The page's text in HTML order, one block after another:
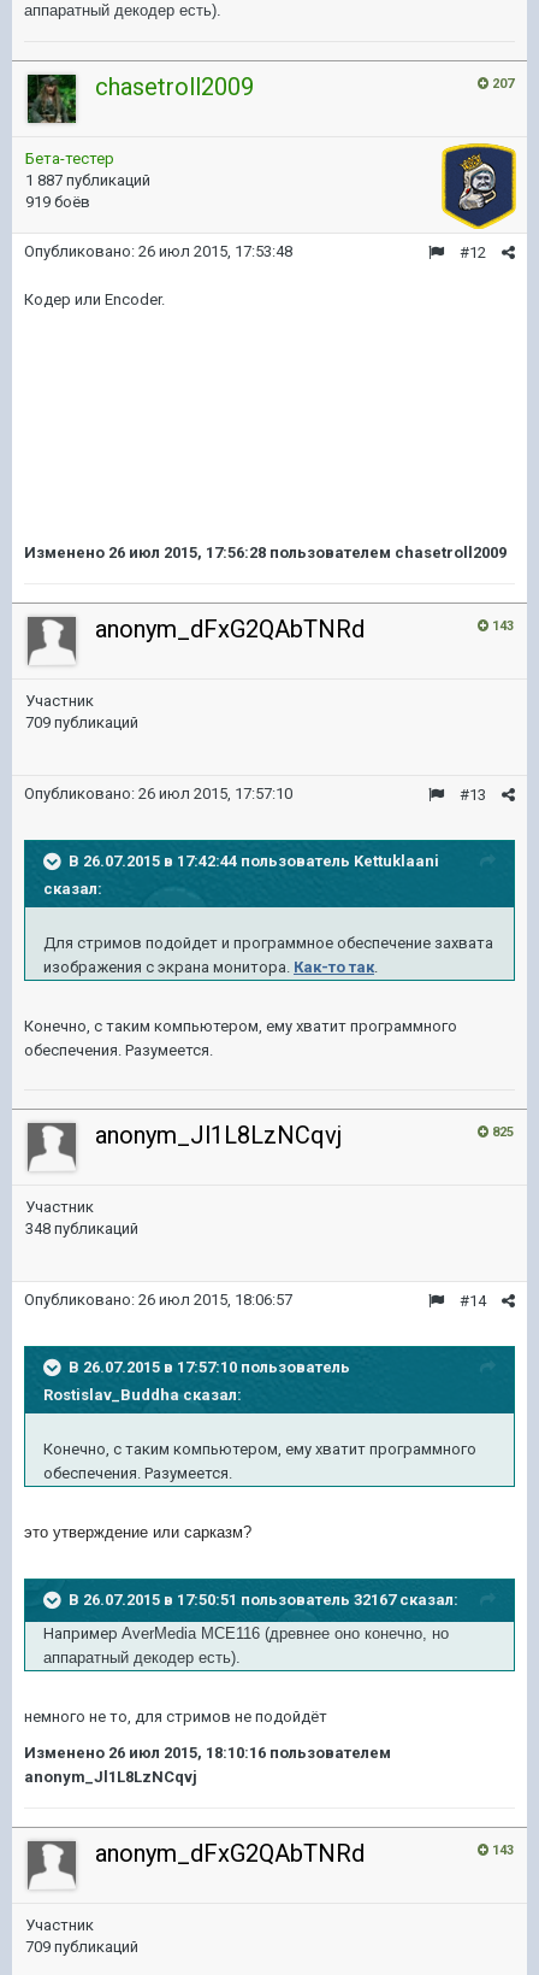
аппаратный декодер есть).
207
chasetroll2009
Бета-тестер
1 887 публикаций
919 боёв
#12
Опубликовано: 26 июл 2015, 17:53:48
Кодер или Encoder.
Изменено 26 июл 2015, 17:56:28 пользователем chasetroll2009
143
anonym_dFxG2QAbTNRd
Участник
709 публикаций
#13
Опубликовано: 26 июл 2015, 17:57:10
В 26.07.2015 в 17:42:44 пользователь Kettuklaani
сказал:
Для стримов подойдет и программное обеспечение захвата
изображения с экрана монитора. Как-то так.
Конечно, с таким компьютером, ему хватит программного
обеспечения. Разумеется.
825
anonym_Jl1L8LzNCqvj
Участник
348 публикаций
#14
Опубликовано: 26 июл 2015, 18:06:57
В 26.07.2015 в 17:57:10 пользователь
Rostislav_Buddha сказал:
Конечно, с таким компьютером, ему хватит программного
обеспечения. Разумеется.
это утверждение или сарказм?
В 26.07.2015 в 17:50:51 пользователь 32167 сказал:
Например AverMedia MCE116 (древнее оно конечно, но
аппаратный декодер есть).
немного не то, для стримов не подойдёт
Изменено 26 июл 2015, 18:10:16 пользователем
anonym_Jl1L8LzNCqvj
143
anonym_dFxG2QAbTNRd
Участник
709 публикаций